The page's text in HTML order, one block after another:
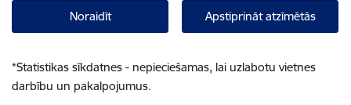
Noraidīt Apstiprināt atzīmētās
*Statistikas sīkdatnes - nepieciešamas, lai uzlabotu vietnes
darbību un pakalpojumus.